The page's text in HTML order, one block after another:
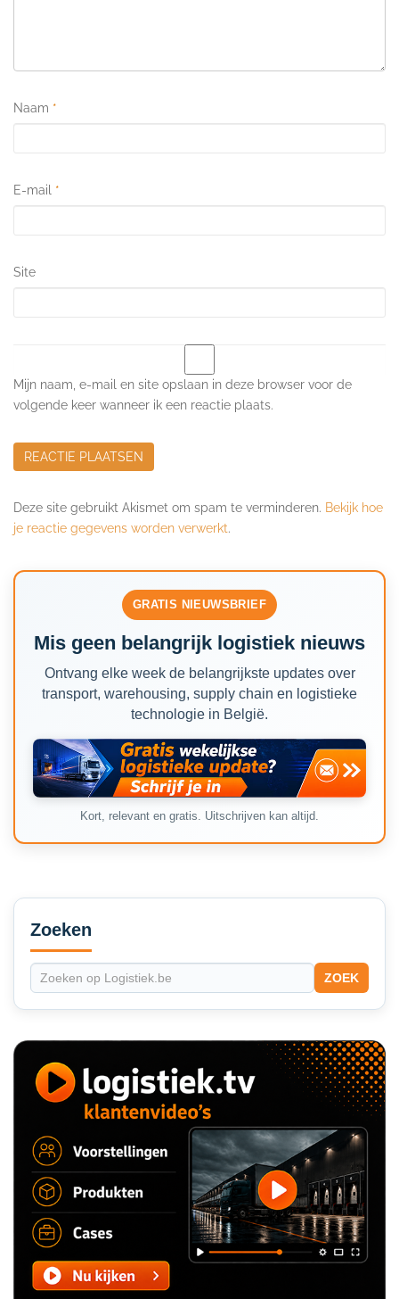
Naam *
E-mail *
Site
Mijn naam, e-mail en site opslaan in deze browser voor de
volgende keer wanneer ik een reactie plaats.
Deze site gebruikt Akismet om spam te verminderen. Bekijk hoe
je reactie gegevens worden verwerkt.
GRATIS NIEUWSBRIEF
Mis geen belangrijk logistiek nieuws
Ontvang elke week de belangrijkste updates over
transport, warehousing, supply chain en logistieke
technologie in België.
Kort, relevant en gratis. Uitschrijven kan altijd.
Secondary
Sidebar
Zoeken
ZOEK